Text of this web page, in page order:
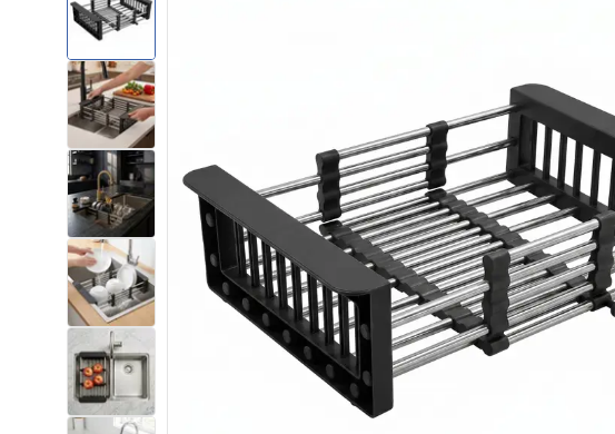
Brodziki prysznicowe
Odpływy liniowe
Toalety, ubikacje
Umywalki
Wanny i parawany
Baterie